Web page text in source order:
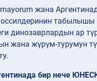
жана
табылышы
динозаврлардын ар
жана жүрүм-турумун
бир нече